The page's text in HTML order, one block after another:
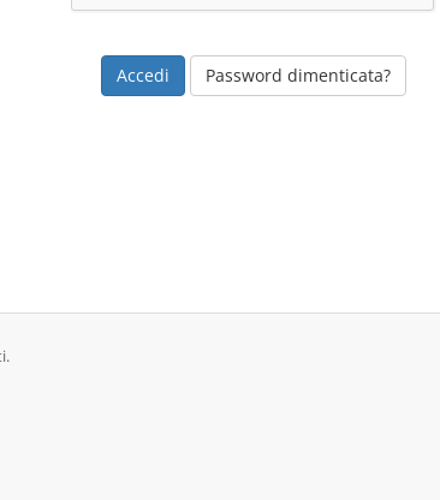
Password dimenticata?